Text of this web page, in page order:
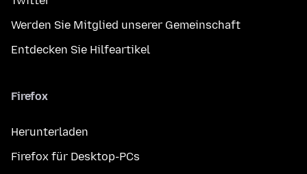
Werden Sie Mitglied unserer Gemeinschaft
Entdecken Sie Hilfeartikel
Firefox
Herunterladen
Firefox für Desktop-PCs